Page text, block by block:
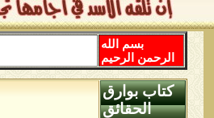
بسم الله
الرحمن الرحيم
كتاب بوارق
الحقائق